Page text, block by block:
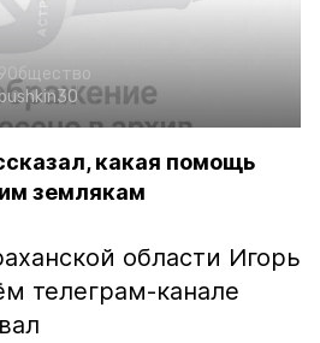
Общество
какая помощь
землякам
области Игорь
телеграм-канале